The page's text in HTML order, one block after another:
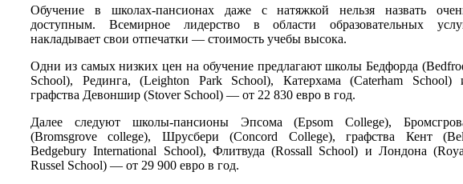
Обучение в школах-пансионах даже с натяжкой нельзя назвать
доступным. Всемирное лидерство в области образовательных
накладывает свои отпечатки — стоимость учебы высока.
Одни из самых низких цен на обучение предлагают школы Бедфорда
School), Рединга, (Leighton Park School), Катерхама (Caterham School)
графства Девоншир (Stover School) — от 22 830 евро в год.
Далее следуют школы-пансионы Эпсома (Epsom College),
(Bromsgrove college), Шрусбери (Concord College), графства Кент
Bedgebury International School), Флитвуда (Rossall School) и Лондона
Russel School) — от 29 900 евро в год.